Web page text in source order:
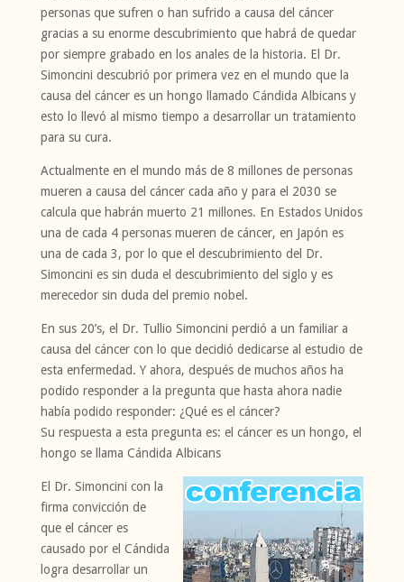
personas que sufren o han sufrido a causa del cáncer
gracias a su enorme descubrimiento que habrá de quedar
por siempre grabado en los anales de la historia. El Dr.
Simoncini descubrió por primera vez en el mundo que la
causa del cáncer es un hongo llamado Cándida Albicans y
esto lo llevó al mismo tiempo a desarrollar un tratamiento
para su cura.
Actualmente en el mundo más de 8 millones de personas
mueren a causa del cáncer cada año y para el 2030 se
calcula que habrán muerto 21 millones. En Estados Unidos
una de cada 4 personas mueren de cáncer, en Japón es
una de cada 3, por lo que el descubrimiento del Dr.
Simoncini es sin duda el descubrimiento del siglo y es
merecedor sin duda del premio nobel.
En sus 20’s, el Dr. Tullio Simoncini perdió a un familiar a
causa del cáncer con lo que decidió dedicarse al estudio de
esta enfermedad. Y ahora, después de muchos años ha
podido responder a la pregunta que hasta ahora nadie
había podido responder: ¿Qué es el cáncer?
Su respuesta a esta pregunta es: el cáncer es un hongo, el
hongo se llama Cándida Albicans
El Dr. Simoncini con la
firma convicción de
que el cáncer es
causado por el Cándida
logra desarrollar un